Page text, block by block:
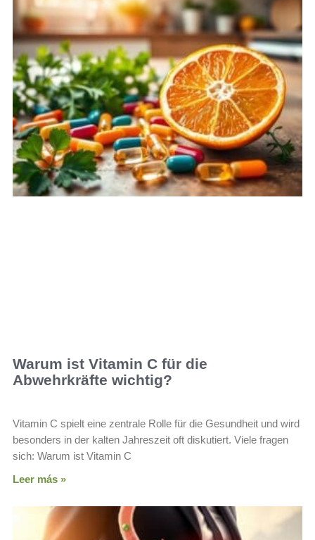
Warum ist Vitamin C für die
Abwehrkräfte wichtig?
Vitamin C spielt eine zentrale Rolle für die Gesundheit und wird
besonders in der kalten Jahreszeit oft diskutiert. Viele fragen
sich: Warum ist Vitamin C
Leer más »